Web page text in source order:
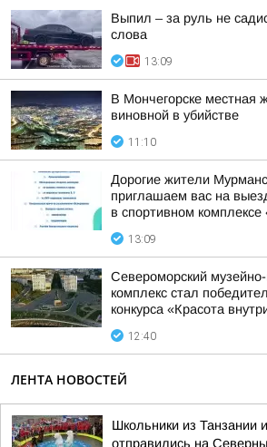
Выпил – за руль не
слова
13:09
В Мончегорске местная
виновной в убийстве
11:10
Дорогие жители
приглашаем вас на
в спортивном
13:09
Североморский
комплекс стал
конкурса «Красота
12:40
ЛЕНТА НОВОСТЕЙ
Школьники из Танзании
отправились на